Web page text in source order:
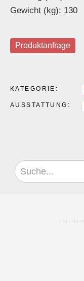
Gewicht (kg): 130
Produktanfrage
KATEGORIE:
AUSSTATTUNG: